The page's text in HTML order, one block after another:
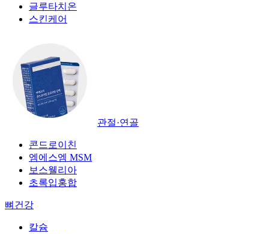
글루타치온
스킨케어
관절·연골
콘드로이친
엠에스엠 MSM
보스웰리아
초록입홍합
뼈건강
칼슘